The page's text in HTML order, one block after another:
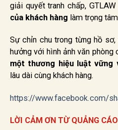
giải quyết tranh chấp,
của khách hàng làm trọng
Sự chỉn chu trong từng hồ
hưởng với hình ảnh văn phòng
một thương hiệu luật vững
lâu dài cùng khách hàng.
https://www.facebook.com/
LỜI CẢM ƠN TỪ QUẢNG